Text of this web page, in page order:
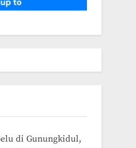
di Gunungkidul,